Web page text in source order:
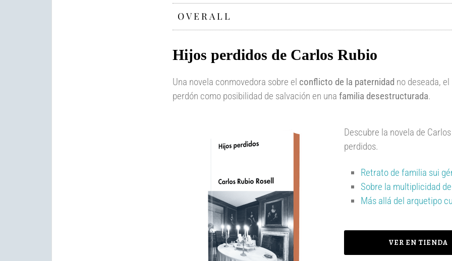
OVERALL
Hijos perdidos de Carlos Rubio
Una novela conmovedora sobre el conflicto de la paternidad no deseada, el
perdón como posibilidad de salvación en una familia desestructurada.
Descubre la novela de
perdidos.
Retrato de familia sui
Sobre la multiplicidad
Más allá del arquetipo
VER EN TIENDA